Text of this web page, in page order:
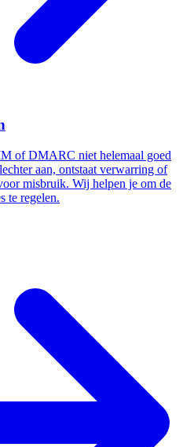
of DMARC niet helemaal goed
aan, ontstaat verwarring of
misbruik. Wij helpen je om de
te regelen.